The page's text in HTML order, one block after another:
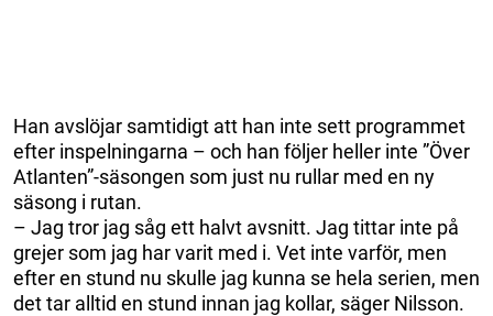
Han avslöjar samtidigt att han inte sett programmet
efter inspelningarna – och han följer heller inte ”Över
Atlanten”-säsongen som just nu rullar med en ny
säsong i rutan.
– Jag tror jag såg ett halvt avsnitt. Jag tittar inte på
grejer som jag har varit med i. Vet inte varför, men
efter en stund nu skulle jag kunna se hela serien, men
det tar alltid en stund innan jag kollar, säger Nilsson.